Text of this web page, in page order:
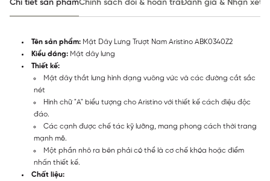
Chi tiết sản phẩmChính sách đổi & hoàn trảĐánh giá & Nhận xét
Tên sản phẩm: Mặt Dây Lưng Trượt Nam Aristino ABK0340Z2
Kiểu dáng: Mặt dây lưng
Thiết kế:
Mặt dây thắt lưng hình dạng vuông vức và các đường cắt sắc
nét
Hình chữ "A" biểu tượng cho Aristino với thiết kế cách điệu độc
đáo.
Các cạnh được chế tác kỹ lưỡng, mang phong cách thời trang
mạnh mẽ.
Một phần nhô ra bên phải có thể là cơ chế khóa hoặc điểm
nhấn thiết kế.
Chất liệu: